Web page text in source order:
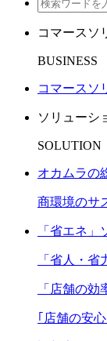
コマースソ
BUSINESS
コマースソ
ソリューシ
SOLUTION
オカムラの
商環境のサ
「省エネ」
「省人・
「店舗の
｢店舗の安